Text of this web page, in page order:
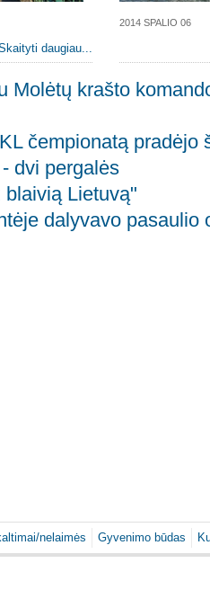
daugiau...
2014 SPALIO 06
Molėtų krašto
čempionatą pradėjo
dvi pergalės
Lietuvą"
dalyvavo pasaulio
nelaimės Gyvenimo būdas